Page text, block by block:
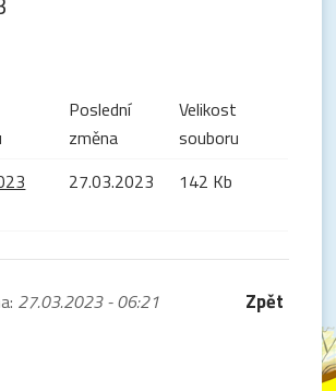
Poslední
změna
Velikost
souboru
27.03.2023 142 Kb
27.03.2023 - 06:21 Zpět